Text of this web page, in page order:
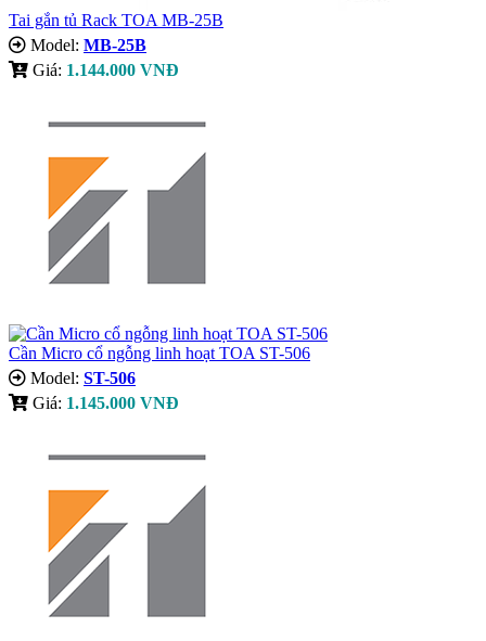
Tai gắn tủ Rack TOA MB-25B
Model: MB-25B
Giá: 1.144.000 VNĐ
Cần Micro cổ ngỗng linh hoạt TOA ST-506
Model: ST-506
Giá: 1.145.000 VNĐ